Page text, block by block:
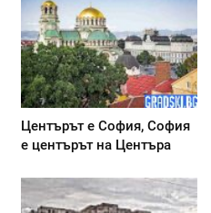
Центърът е София, София
е центърът на Центъра